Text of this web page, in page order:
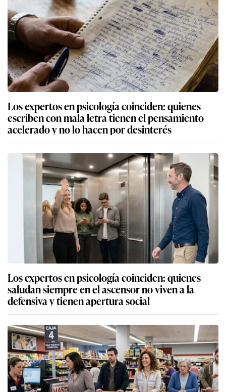
Los expertos en psicología coinciden: quienes
escriben con mala letra tienen el pensamiento
acelerado y no lo hacen por desinterés
Los expertos en psicología coinciden: quienes
saludan siempre en el ascensor no viven a la
defensiva y tienen apertura social